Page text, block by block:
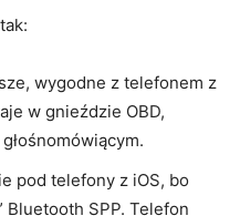
wygodne z telefonem z
w gnieździe OBD,
pod telefony z iOS, bo
Bluetooth SPP. Telefon